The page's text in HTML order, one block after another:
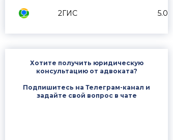
2ГИС 5.0
Хотите получить юридическую
консультацию от адвоката?
Подпишитесь на Телеграм-канал и
задайте свой вопрос в чате